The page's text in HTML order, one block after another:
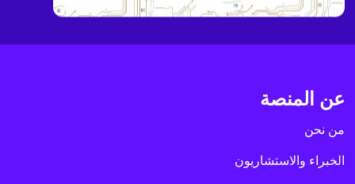
عن المنصة
من نحن
الخبراء والاستشاريون